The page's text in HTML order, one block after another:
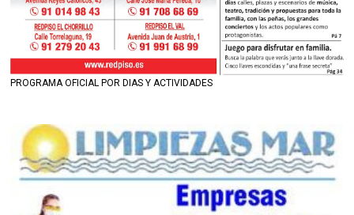
PROGRAMA OFICIAL POR DIAS Y ACTIVIDADES